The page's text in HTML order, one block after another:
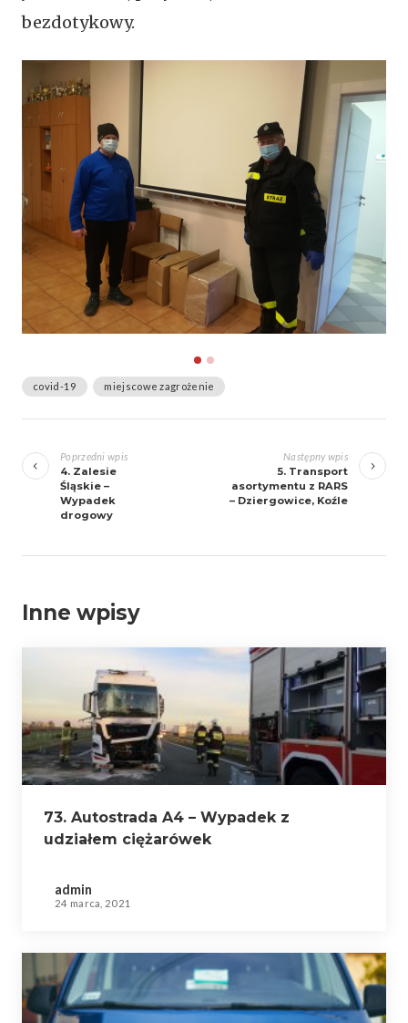
bezdotykowy.
covid-19 miejscowe zagrożenie
wpisyPoprzedni wpis
4. Zalesie
Śląskie –
Wypadek
drogowy
Następny wpis
5. Transport
asortymentu z RARS
– Dziergowice, Koźle
Inne wpisy
73. Autostrada A4 – Wypadek z
udziałem ciężarówek
admin
24 marca, 2021